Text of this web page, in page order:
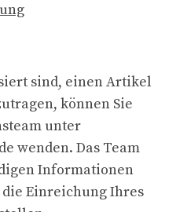
sind, einen Artikel
können Sie
unter
wenden. Das Team
Informationen
Einreichung Ihres